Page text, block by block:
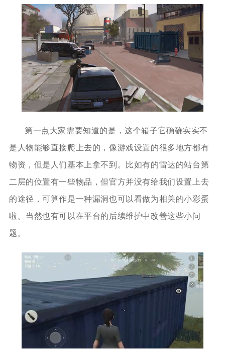
第一点大家需要知道的是，这个箱子它确确实实不
是人物能够直接爬上去的，像游戏设置的很多地方都有
物资，但是人们基本上拿不到。比如有的雷达的站台第
二层的位置有一些物品，但官方并没有给我们设置上去
的途径，可算作是一种漏洞也可以看做为相关的小彩蛋
啦。当然也有可以在平台的后续维护中改善这些小问
题。